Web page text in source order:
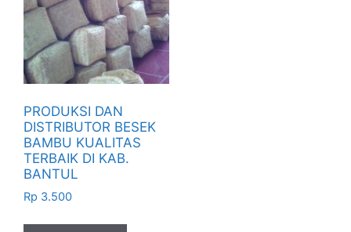
PRODUKSI DAN
DISTRIBUTOR BESEK
BAMBU KUALITAS
TERBAIK DI KAB.
BANTUL
Rp 3.500